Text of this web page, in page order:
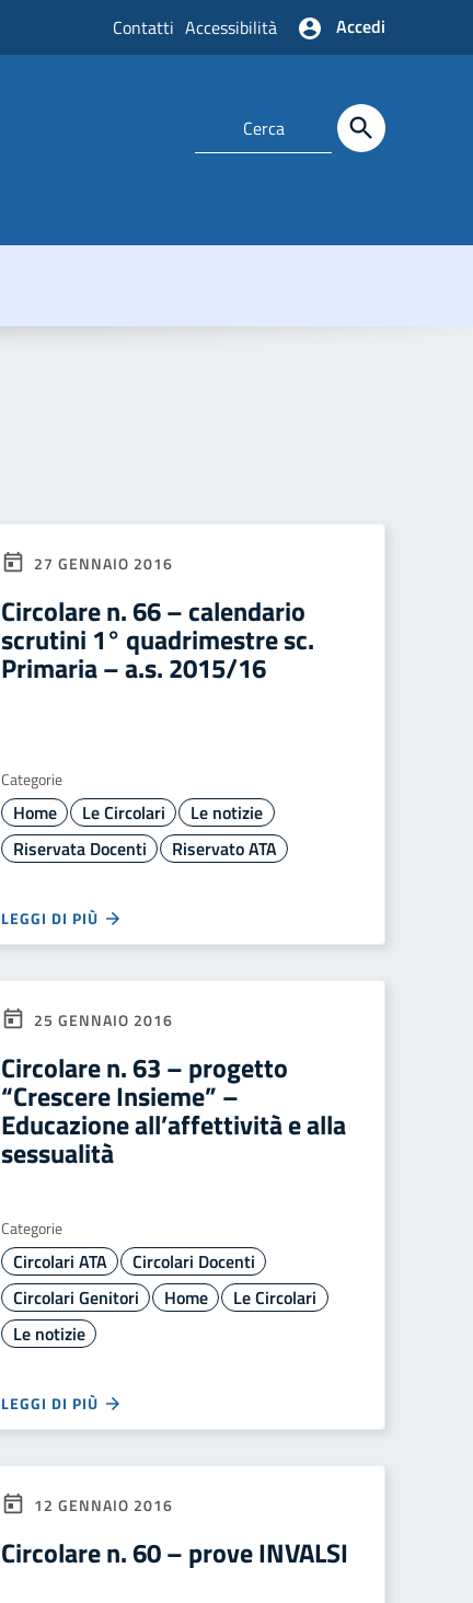
Contatti Accessibilità Accedi
27 GENNAIO 2016
Circolare n. 66 – calendario
scrutini 1° quadrimestre sc.
Primaria – a.s. 2015/16
Categorie
Home Le Circolari
Le notizie
Riservata Docenti
Riservato ATA
LEGGI DI PIÙ
25 GENNAIO 2016
Circolare n. 63 – progetto
“Crescere Insieme” –
Educazione all’affettività e alla
sessualità
Categorie
Circolari ATA
Circolari Docenti
Circolari Genitori
Home
Le Circolari
Le notizie
LEGGI DI PIÙ
12 GENNAIO 2016
Circolare n. 60 – prove INVALSI